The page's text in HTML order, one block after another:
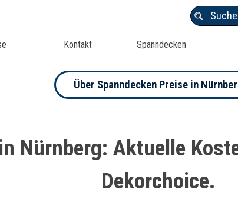
Kontakt Spanndecken
Suche
Über Spanndecken Preise in
Nürnberg: Aktuelle
Dekorchoice.